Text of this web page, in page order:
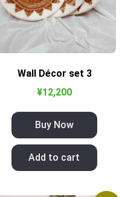
Wall Décor set 3
¥12,200
Buy Now
Add to cart